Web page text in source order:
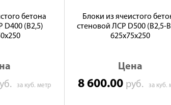
бетона
D400 (B2,5)
за куб. метр
Блоки из ячеистого
стеновой ЛСР D500 (В2,5-
625х75х250
Цена
8 600.00 руб. за куб.